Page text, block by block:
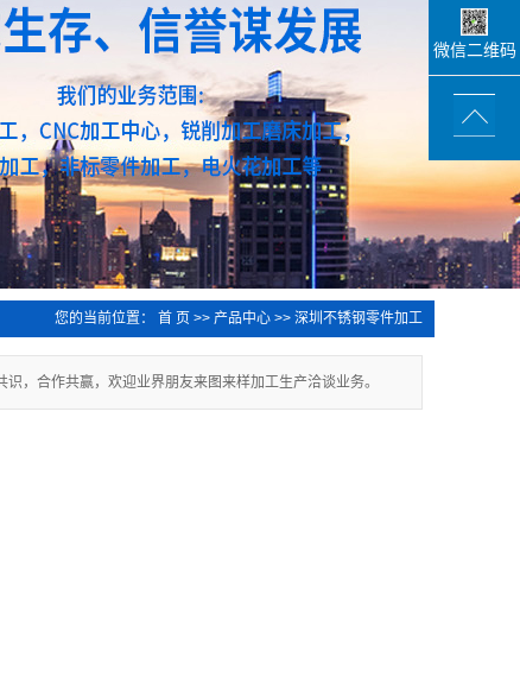
您的当前位置： 首 页 >> 产品中心 >> 深圳不锈钢零件加工
，合作共赢，欢迎业界朋友来图来样加工生产洽谈业务。
微信二维码